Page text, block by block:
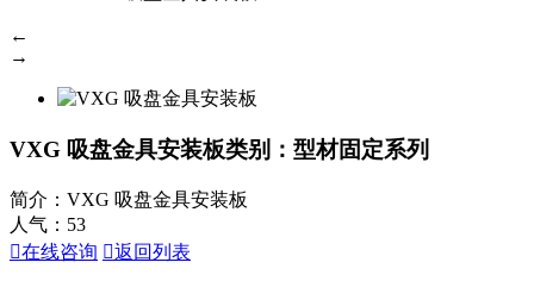
←
→
VXG 吸盘金具安装板类别：型材固定系列
简介：VXG 吸盘金具安装板
人气： 53
在线咨询 返回列表